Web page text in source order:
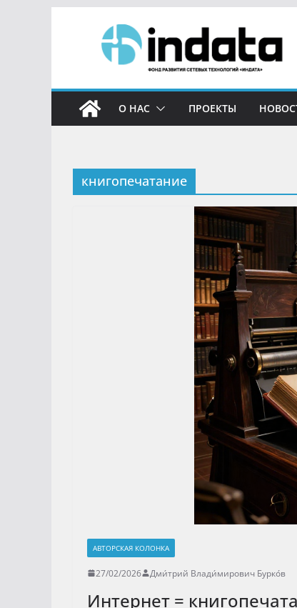
О НАС ПРОЕКТЫ
книгопечатание
АВТОРСКАЯ КОЛОНКА
27/02/2026 Дми́трий Влади́мирович Бурко́в
Интернет =